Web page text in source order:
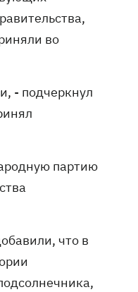
во
- подчеркнул
партию
что в